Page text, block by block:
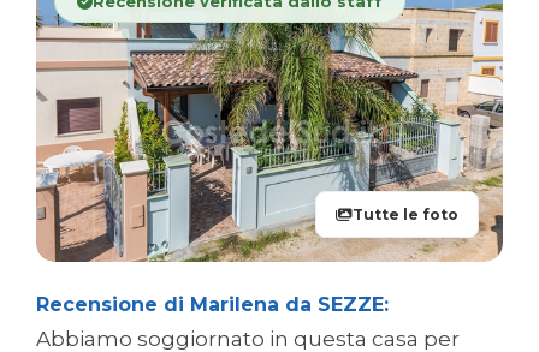
Tutte le foto
Recensione di Marilena da SEZZE:
Abbiamo soggiornato in questa casa per